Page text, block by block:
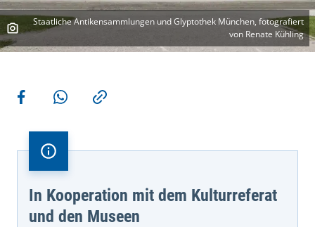
Staatliche Antikensammlungen und Glyptothek München, fotografiert
von Renate Kühling
Weitere Aktionen
Teilen auf Facebook
Teilen via WhatsApp
Kopieren
In Kooperation mit dem Kulturreferat
und den Museen